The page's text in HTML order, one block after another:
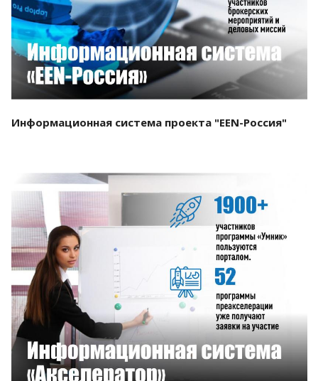
Информационная система проекта "EEN-Россия"
Смотреть проект